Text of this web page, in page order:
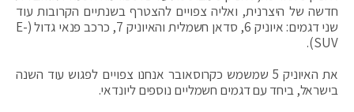
חדשה של היצרנית, ואליה צפויים להצטרף בשנתיים הקרובות עוד
שני דגמים: איוניק 6, סדאן חשמלית והאיוניק 7, כרכב פנאי גדול (E-
SUV).
את האיוניק 5 שמשמש כקרוסאובר אנחנו צפויים לפגוש עוד השנה
בישראל, ביחד עם דגמים חשמליים נוספים ליונדאי.